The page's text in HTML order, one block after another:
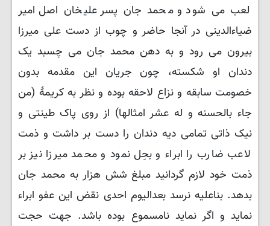
لعب می شود و محمد جان پسر علیخان اصل امیر
ضیاءالدینی در آنجا حاضر و چوب از دست علی میرزا
بیرون می رود و به دهن محمد جان می چسبد یک
دندان او شکسته، چون جریان این مقدمه بدون
خصومت سابقه و نزاع لاحقه بوده و نظر به کریمهٔ (من
جاء بالحسنه و له عشر امثالها) از روی پاک طینتی و
نیک ذاتی تمامی دیه دندان را دست بر داشت و ذمت
لاعب ضارب را ابراء و بحِل نمود و محمد میرزا نیز بر
ذمت خود لازم گردانید مبلغ شش هزار به محمد جان
بدهد. بناعلیه نرسد بعدالیوم احدی نقض این عفو ابراء
نماید و اگر نماید نامسموع بوده باشد. جهت حجت